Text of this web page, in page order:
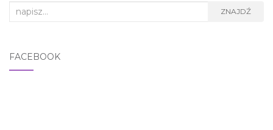
Search for: ZNAJDŹ
FACEBOOK